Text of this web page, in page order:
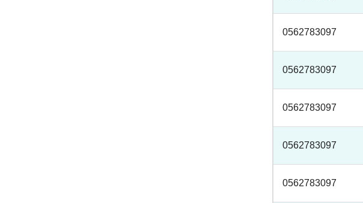
0562783097
0562783097
0562783097
0562783097
0562783097